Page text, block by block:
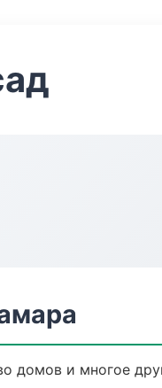
домов и многое